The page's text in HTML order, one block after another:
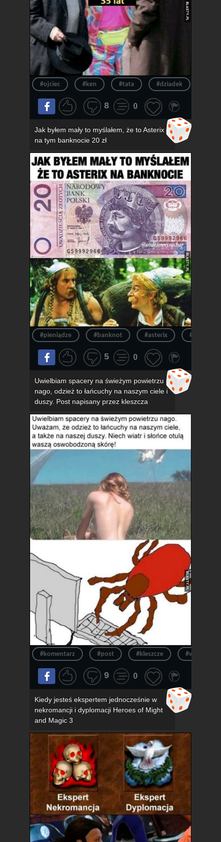
#ojciec #ken #tata #dziadek
8 0
Jak byłem mały to myślałem, że to Asterix
na tym banknocie 20 zł
#pieniądze #banknot #asterix #pieniądz
5 0
Uwielbiam spacery na świeżym powietrzu
nago, odzież to łańcuchy na naszym ciele i
duszy. Post napisany przez kleszcza
#komentarz #post #kleszcze #wpis
9 0
Kiedy jesteś ekspertem jednocześnie w
nekromancji i dyplomacji Heroes of Might
and Magic 3